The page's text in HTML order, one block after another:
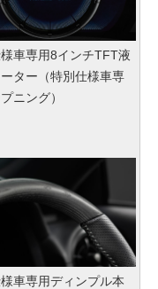
車専用8インチTFT液
ター（特別仕様車専
ニング）
車専用ディンプル本